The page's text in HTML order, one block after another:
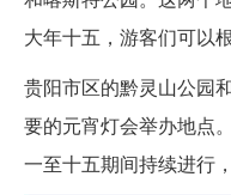
大年十五，游客们可以
贵阳市区的黔灵山公园
要的元宵灯会举办地点
一至十五期间持续进行